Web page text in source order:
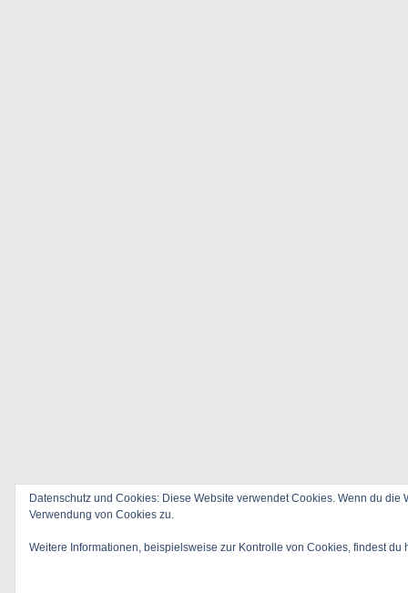
Datenschutz und Cookies: Diese Website verwendet Cookies. Wenn du die
Verwendung von Cookies zu.
Weitere Informationen, beispielsweise zur Kontrolle von Cookies, findest du